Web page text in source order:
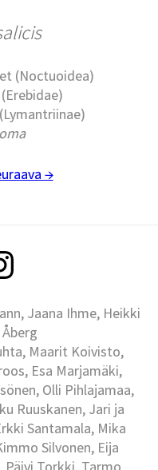
(Noctuoidea)
→
Jaana Ihme, Heikki
Maarit Koivisto,
Esa Marjamäki,
Olli Pihlajamaa,
Ruuskanen, Jari ja
Santamala, Mika
Silvonen, Eija